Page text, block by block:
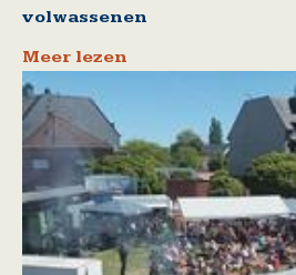
volwassenen
Meer lezen